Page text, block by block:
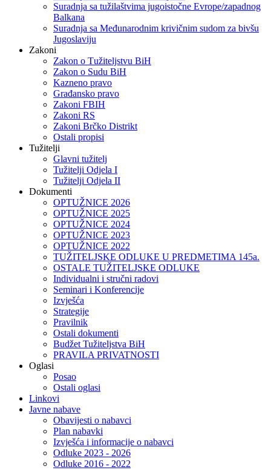
Suradnja sa tužilaštvima jugoistočne Evrope/zapadnog
Balkana
Suradnja sa Međunarodnim krivičnim sudom za bivšu
Jugoslaviju
Zakoni
Zakon o Тužiteljstvu BiH
Zakon o Sudu BiH
Kazneno pravo
Građansko pravo
Zakoni FBIH
Zakoni RS
Zakoni Brčko Distrikt
Ostali propisi
Tužitelji
Glavni tužitelj
Tužitelji Odjela I
Tužitelji Odjela II
Dokumenti
OPTUŽNICE 2026
OPTUŽNICE 2025
OPTUŽNICE 2024
OPTUŽNICE 2023
OPTUŽNICE 2022
TUŽITELJSKE ODLUKE U PREDMETIMA 145a.
OSTALE TUŽITELJSKE ODLUKE
Individualni i stručni radovi
Seminari i Konferencije
Izvješća
Strategije
Pravilnik
Ostali dokumenti
Budžet Tužiteljstva BiH
PRAVILA PRIVATNOSTI
Oglasi
Posao
Ostali oglasi
Linkovi
Javne nabave
Obavijesti o nabavci
Plan nabavki
Izvješća i informacije o nabavci
Odluke 2023 - 2026
Odluke 2016 - 2022